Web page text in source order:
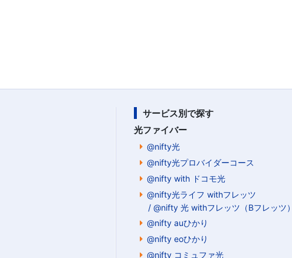
サービス別で探す
光ファイバー
@nifty光
@nifty光プロバイダーコース
@nifty with ドコモ光
@nifty光ライフ withフレッツ
/ @nifty 光 withフレッツ（Bフレッツ）
@nifty auひかり
@nifty eoひかり
@nifty コミュファ光